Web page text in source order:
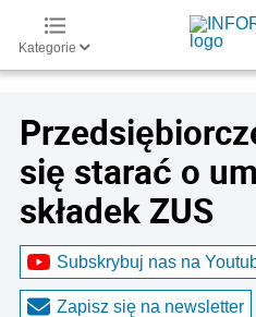
Kategorie
się starać o
składek ZUS
Subskrybuj nas na
Zapisz się na newsletter